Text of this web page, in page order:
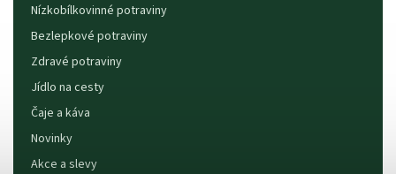
Nízkobílkovinné potraviny
Bezlepkové potraviny
Zdravé potraviny
Jídlo na cesty
Čaje a káva
Novinky
Akce a slevy